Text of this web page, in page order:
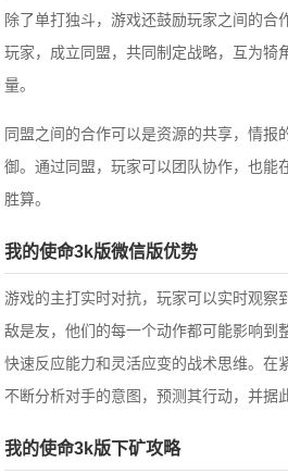
除了单打独斗，游戏还鼓励玩家之间的合
玩家，成立同盟，共同制定战略，互为犄
量。
同盟之间的合作可以是资源的共享，情报
御。通过同盟，玩家可以团队协作，也能
胜算。
我的使命3k版微信版优势
游戏的主打实时对抗，玩家可以实时观察
敌是友，他们的每一个动作都可能影响到
快速反应能力和灵活应变的战术思维。在
不断分析对手的意图，预测其行动，并据
我的使命3k版下矿攻略